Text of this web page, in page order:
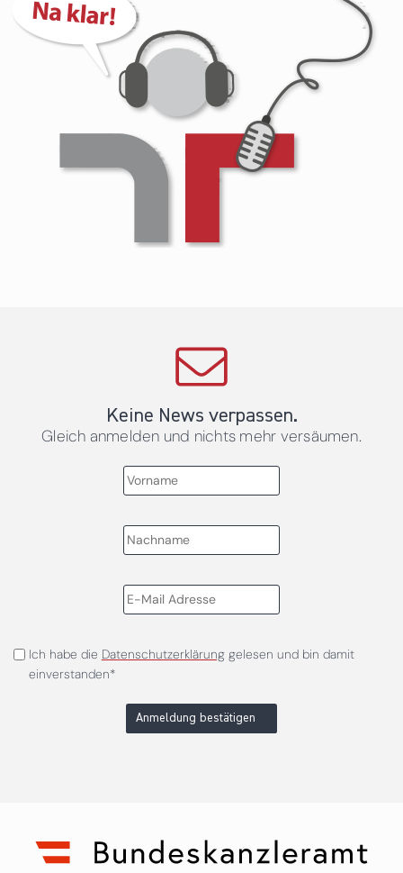
Keine News verpassen.
Gleich anmelden und nichts mehr versäumen.
Ich habe die Datenschutzerklärunggelesen und bin damit
einverstanden*
Anmeldung bestätigen